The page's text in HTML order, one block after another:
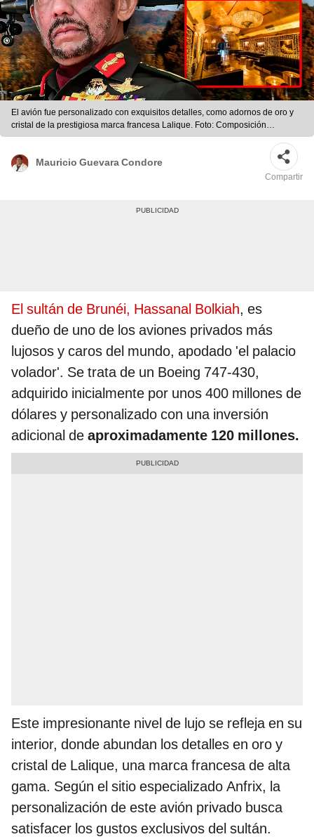
El avión fue personalizado con exquisitos detalles, como adornos de oro y
cristal de la prestigiosa marca francesa Lalique. Foto: Composición
LR/Autoevolution/Commons.
Mauricio Guevara Condore
Compartir
El sultán de Brunéi, Hassanal Bolkiah, es
dueño de uno de los aviones privados más
lujosos y caros del mundo, apodado 'el palacio
volador'. Se trata de un Boeing 747-430,
adquirido inicialmente por unos 400 millones de
dólares y personalizado con una inversión
adicional de aproximadamente 120 millones.
Este impresionante nivel de lujo se refleja en su
interior, donde abundan los detalles en oro y
cristal de Lalique, una marca francesa de alta
gama. Según el sitio especializado Anfrix, la
personalización de este avión privado busca
satisfacer los gustos exclusivos del sultán.